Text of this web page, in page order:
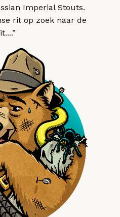
Imperial Stouts.
rit op zoek naar de